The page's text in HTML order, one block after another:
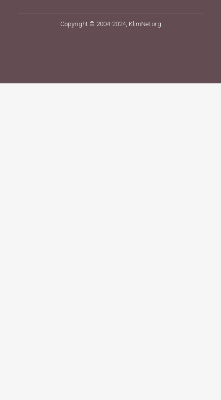
Copyright © 2004-2024, KlimNet.org